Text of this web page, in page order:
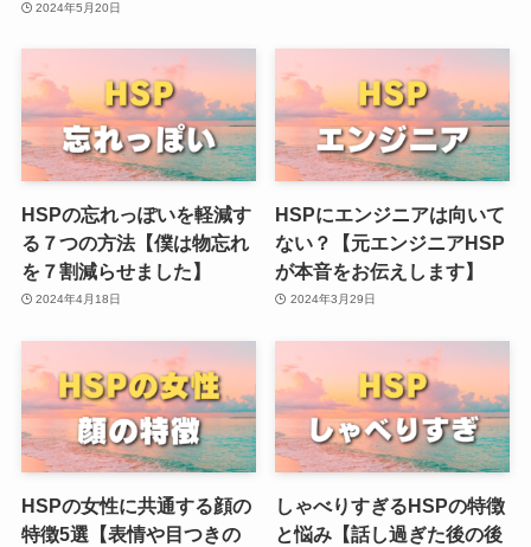
2024年5月20日
HSPの忘れっぽいを軽減す
る７つの方法【僕は物忘れ
を７割減らせました】
2024年4月18日
HSPにエンジニアは向いて
ない？【元エンジニアHSP
が本音をお伝えします】
2024年3月29日
HSPの女性に共通する顔の
特徴5選【表情や目つきの
しゃべりすぎるHSPの特徴
と悩み【話し過ぎた後の後